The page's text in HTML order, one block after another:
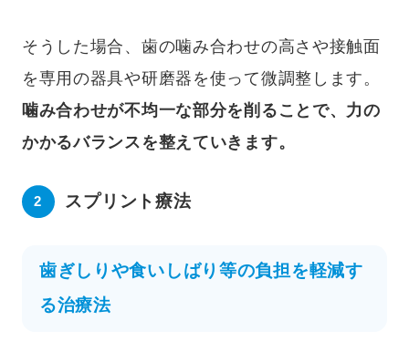
そうした場合、歯の噛み合わせの高さや接触面
を専用の器具や研磨器を使って微調整します。
噛み合わせが不均一な部分を削ることで、力の
かかるバランスを整えていきます。
スプリント療法
歯ぎしりや食いしばり等の負担を軽減す
る治療法